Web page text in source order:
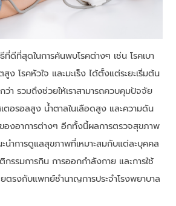
ดีที่สุดในการค้นพบโรคต่างๆ เช่น โรคเบา
ง โรคหัวใจ และมะเร็ง ได้ตั้งแต่ระยะเริ่มต้น
ว่า รวมถึงช่วยให้เราสามารถควบคุมปัจจัย
ตอรอลสูง น้ำตาลในเลือดสูง และความดัน
องอาการต่างๆ อีกทั้งนี้ผลการตรวจสุขภาพ
นำการดูแลสุขภาพที่เหมาะสมกับแต่ละบุคคล
รรมการกิน การออกกำลังกาย และการใช้
ตรงกับแพทย์ชำนาญการประจำโรงพยาบาล